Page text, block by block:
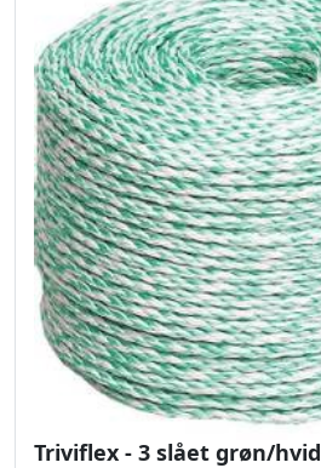
Triviflex - 3 slået grøn/hvid